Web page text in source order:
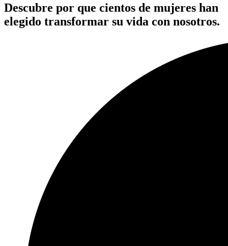
Descubre por que cientos de mujeres han
elegido transformar su vida con nosotros.